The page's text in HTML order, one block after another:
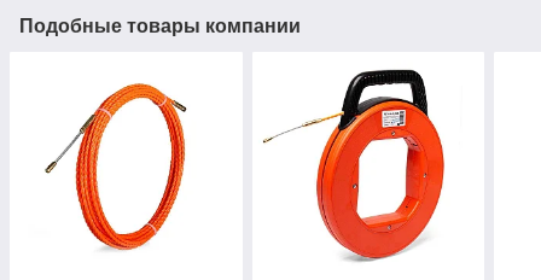
Подобные товары компании